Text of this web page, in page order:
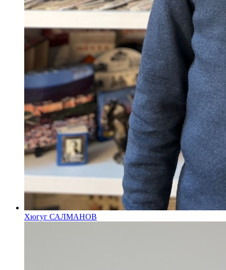
Хюгуг САЛМАНОВ